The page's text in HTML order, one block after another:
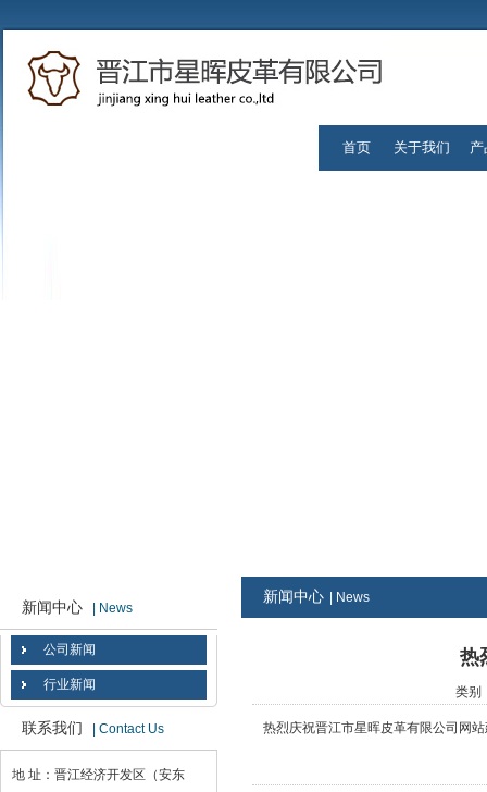
首页 关于我们
新闻中心 | News
公司新闻
行业新闻
联系我们 | Contact Us
地 址：晋江经济开发区（安东
新闻中心 | News
热
类别
热烈庆祝晋江市星晖皮革有限公司网